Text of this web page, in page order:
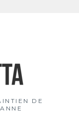
DE